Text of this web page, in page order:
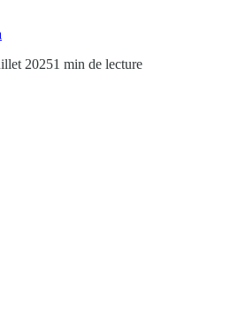
20251 min de lecture